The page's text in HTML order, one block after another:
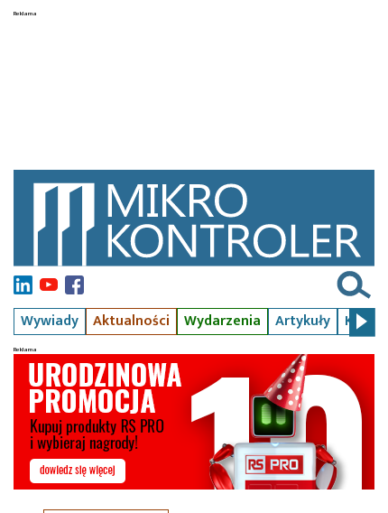
Wywiady Aktualności Wydarzenia Artykuły Kursy